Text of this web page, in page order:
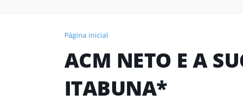
Página inicial
ACM NETO E A
ITABUNA*